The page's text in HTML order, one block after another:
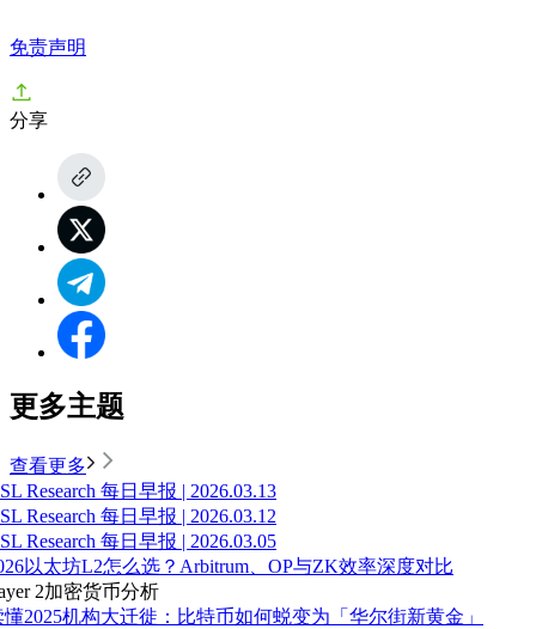
免责声明
分享
更多主题
查看更多
Research 每日早报 | 2026.03.13
Research 每日早报 | 2026.03.12
Research 每日早报 | 2026.03.05
以太坊L2怎么选？Arbitrum、OP与ZK效率深度对比
2加密货币分析
懂2025机构大迁徙：比特币如何蜕变为「华尔街新黄金」